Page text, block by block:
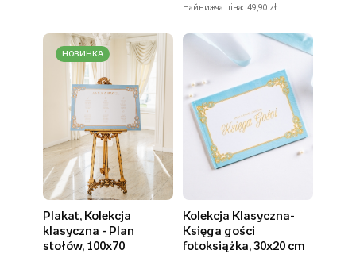
Найнижча ціна: 49,90 zł
НОВИНКА
Plakat, Kolekcja
klasyczna - Plan
stołów, 100x70
Kolekcja Klasyczna-
Księga gości
fotoksiążka, 30x20 cm